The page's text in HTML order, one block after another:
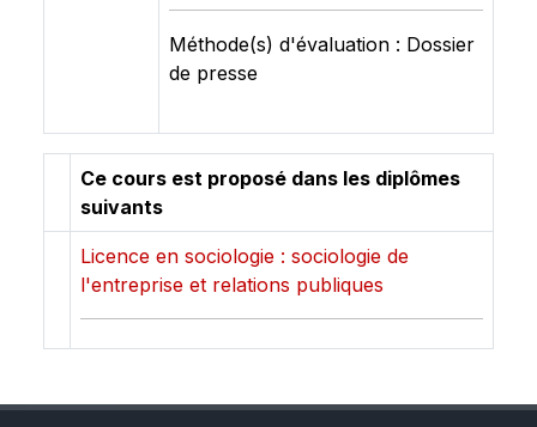
Méthode(s) d'évaluation : Dossier
de presse
Ce cours est proposé dans les diplômes
suivants
Licence en sociologie : sociologie de
l'entreprise et relations publiques